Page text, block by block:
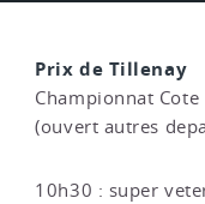
Prix de Tillenay
Championnat
(ouvert autres
10h30 : super